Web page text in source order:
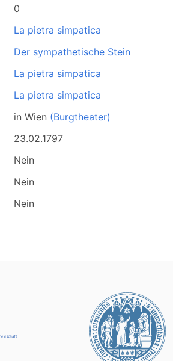
0
La pietra simpatica
Der sympathetische Stein
La pietra simpatica
La pietra simpatica
inWien (Burgtheater)
23.02.1797
Nein
Nein
Nein